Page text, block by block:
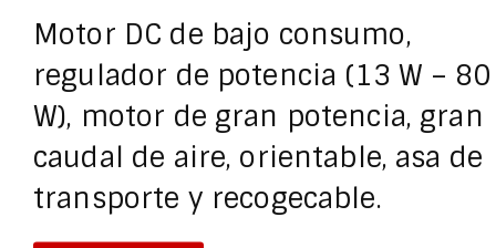
Motor DC de bajo consumo,
regulador de potencia (13 W – 80
W), motor de gran potencia, gran
caudal de aire, orientable, asa de
transporte y recogecable.